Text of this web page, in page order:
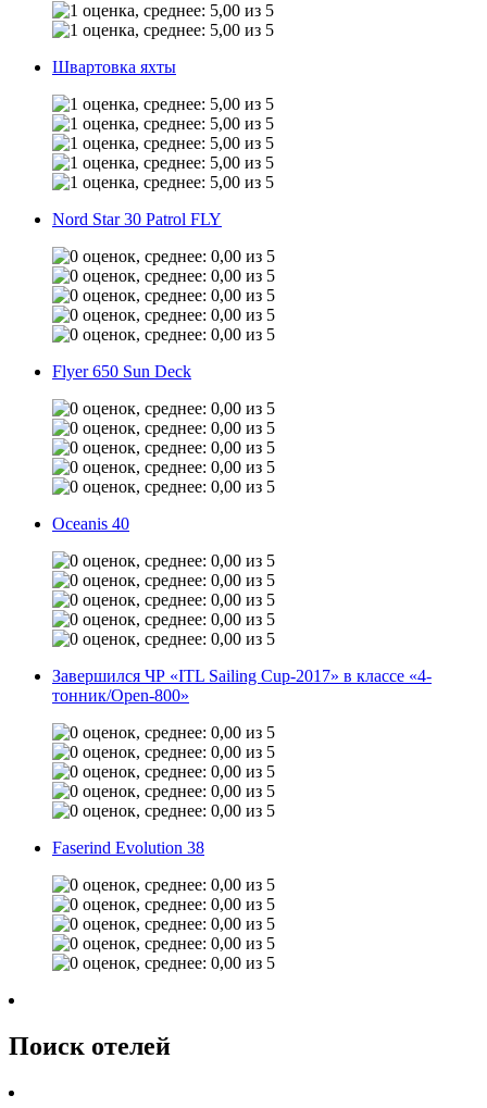
Швартовка яхты
Nord Star 30 Patrol FLY
Flyer 650 Sun Deck
Oceanis 40
Завершился ЧР «ITL Sailing Cup-2017» в классе «4-
тонник/Open-800»
Faserind Evolution 38
Поиск отелей